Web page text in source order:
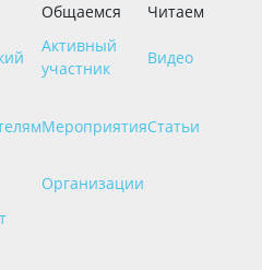
Общаемся
Читаем
Активный
участник
Видео
МероприятияСтатьи
Организации